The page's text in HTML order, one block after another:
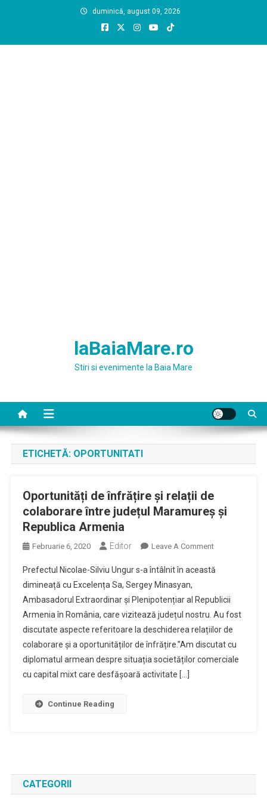
duminică, august 09, 2026
laBaiaMare.ro
Stiri si evenimente la Baia Mare
ETICHETĂ: OPORTUNITATI
Oportunități de înfrățire și relații de
colaborare între județul Maramureș și
Republica Armenia
Februarie 6, 2020 Editor Leave A CommentOn
De
Și
Relații
De
Colaborare
Între
Prefectul Nicolae-Silviu Ungur s-a întâlnit în această
dimineață cu Excelența Sa, Sergey Minasyan,
Ambasadorul Extraordinar și Plenipotențiar al Republicii
Armenia în România, care vizitează județul nostru. Au fost
discutate aspecte referitoare la deschiderea relațiilor de
colaborare și a oportunităților de înfrățire.”Am discutat cu
diplomatul armean despre situația societăților comerciale
cu capital mixt care desfășoară activitate […]
Continue Reading
CATEGORII